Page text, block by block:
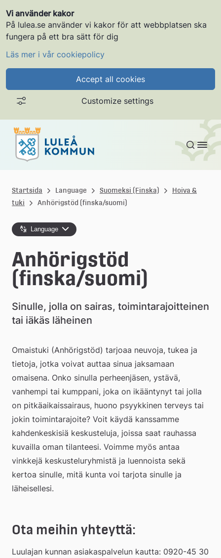
Vi använder kakor
På lulea.se använder vi kakor för att webbplatsen ska
fungera på ett bra sätt för dig
Läs mer i vår cookiepolicy
Accept all cookies
Customize settings
Gå till innehållet
u
l
e
å
k
o
m
m
u
n
Startsida Language Suomeksi (Finska)
Hoiva &
tuki
Anhörigstöd (finska/suomi)
Language
Anhörigstöd
(finska/suomi)
Sinulle, jolla on sairas, toimintarajoitteinen
tai iäkäs läheinen
Omaistuki (Anhörigstöd) tarjoaa neuvoja, tukea ja
tietoja, jotka voivat auttaa sinua jaksamaan
omaisena. Onko sinulla perheenjäsen, ystävä,
vanhempi tai kumppani, joka on ikääntynyt tai jolla
on pitkäaikaissairaus, huono psyykkinen terveys tai
jokin toimintarajoite? Voit käydä kanssamme
kahdenkeskisiä keskusteluja, joissa saat rauhassa
kuvailla oman tilanteesi. Voimme myös antaa
vinkkejä keskusteluryhmistä ja luennoista sekä
kertoa sinulle, mitä kunta voi tarjota sinulle ja
läheisellesi.
Ota meihin yhteyttä:
Luulajan kunnan asiakaspalvelun kautta: 0920-45 30